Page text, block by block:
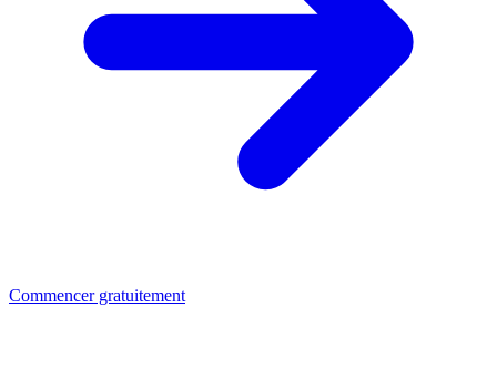
Commencer gratuitement